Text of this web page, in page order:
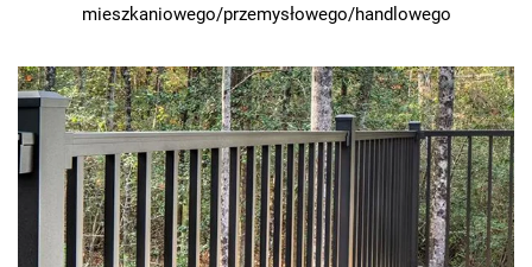
mieszkaniowego/przemysłowego/handlowego